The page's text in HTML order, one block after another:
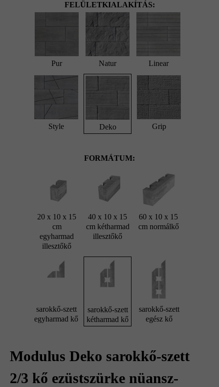
FELÜLETKIALAKÍTÁS:
Pur Natur Linear
Style Deko Grip
FORMÁTUM:
20 x 10 x 15
cm
egyharmad
illesztőkő
40 x 10 x 15
cm kétharmad
illesztőkő
60 x 10 x 15
cm normálkő
sarokkő-szett
egyharmad kő
sarokkő-szett
kétharmad kő
sarokkő-szett
egész kő
Modulus Deko sarokkő-szett
2/3 kő ezüstszürke nüansz-